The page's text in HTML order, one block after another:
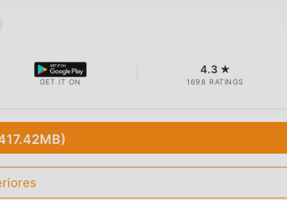
GET IT ON
4.3 ★
1698 RATINGS